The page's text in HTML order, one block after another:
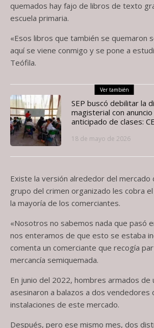
quemados hay fajo de libros de texto
escuela primaria.
«Esos libros que también se quemaron
aquí se viene conmigo y se pone a
Teófila.
Ver también
SEP buscó debilitar la
magisterial con
anticipado de clases:
18 de mayo de 2026
Existe la versión alrededor del mercado
grupo del crimen organizado les cobra
la mayoría de los comerciantes.
«Nosotros no sabemos nada que pasó
nos enteramos de que esto se estaba
comenta un comerciante que recogía
mercancía semiquemada.
En junio del 2022, hombres armados de
asesinaron a balazos a dos vendedores
instalaciones de este mercado.
Después, pero ese mismo mes, dos